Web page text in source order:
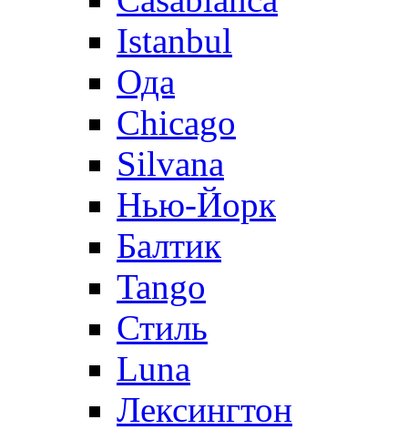
Istanbul
Ода
Chicago
Silvana
Нью-Йорк
Балтик
Tango
Стиль
Luna
Лексингтон